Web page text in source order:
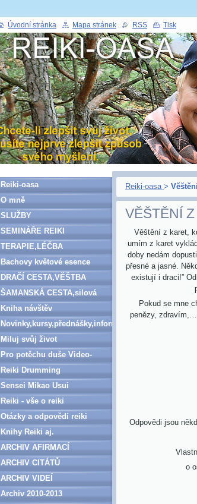
Reiki-oasa >
VĚŠTĚNÍ
Věštění z karet,
umím z karet
doby nedám
přesné a jasné.
existují i draci!”
Pokud se mne
penězy,
Odpovědi jsou
o
Reiki-oasa
O mně
SLUŽBY
SEMINÁŘE REIKI
TERAPIE,LÉČBA
Bachovy květové esence
DRAČÍ CESTA,VĚŠTBA
ŠAMANSKÁ CESTA,silová
zvířata
Kniha návštěv
Novinky,kursy,přednášky,informace
Miluj svůj život
Pro potěchu duše Video-
denně aktualizováno
Reiki Drumming
Sensei Mikao Usui
Reiki - vše o reiki
Otázky a odpovědi reiki
Knihy Reiki aj.
ARCHIV AFIRMACÍ
ARCHIV CITÁTŮ
ARCHIV VIDEÍ
Archiv 2010-2013
Úvodní stránka Mapa stránek RSS Tisk